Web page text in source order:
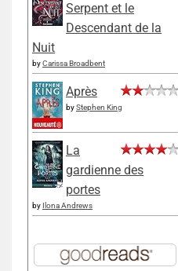
Serpent et le
Descendant de la
Nuit
byCarissa Broadbent
Après
byStephen King
La
gardienne des
portes
by Ilona Andrews